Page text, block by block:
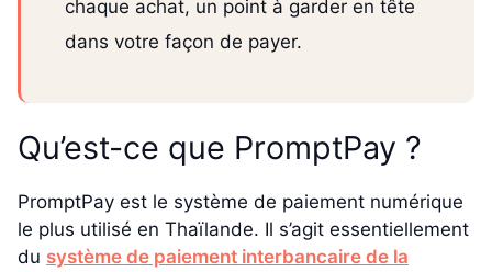
chaque achat, un point à garder en tête
dans votre façon de payer.
Qu’est-ce que PromptPay ?
PromptPay est le système de paiement numérique
le plus utilisé en Thaïlande. Il s’agit essentiellement
du système de paiement interbancaire de la